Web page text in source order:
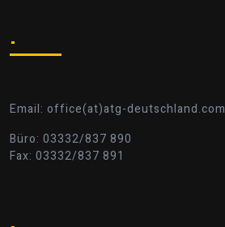
.
Email: office(at)atg-deutschland.com
Büro: 03332/837 890
Fax: 03332/837 891